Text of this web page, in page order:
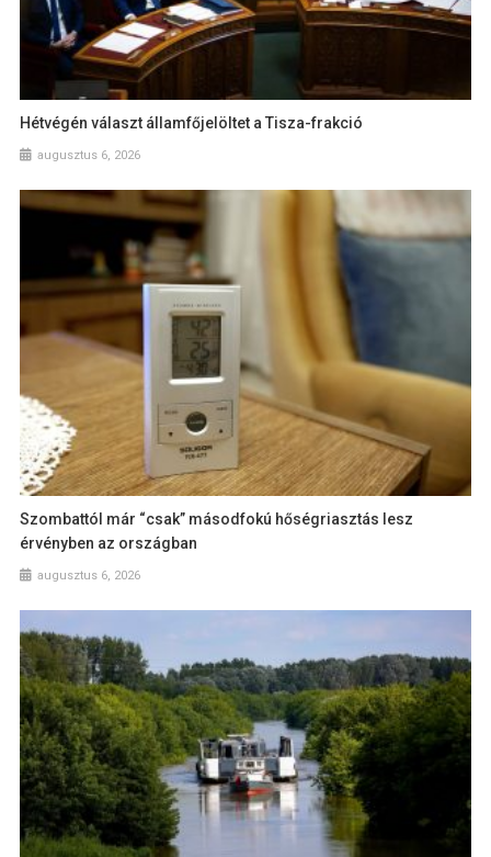
Hétvégén választ államfőjelöltet a Tisza-frakció
augusztus 6, 2026
Szombattól már “csak” másodfokú hőségriasztás lesz
érvényben az országban
augusztus 6, 2026